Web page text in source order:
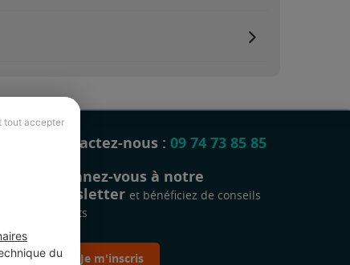
tout accepter
du
Contactez-nous : 09 74 73 85 85
Abonnez-vous à notre
newsletter et bénéficiez de conseils
gratuits
Je m'inscris